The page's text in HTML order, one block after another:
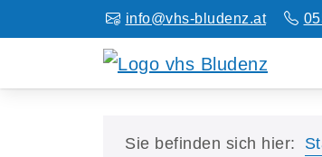
info@vhs-bludenz.at
Sie befinden sich hier: